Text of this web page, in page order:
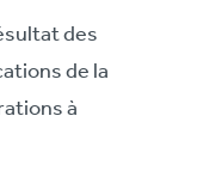
des
de la
à